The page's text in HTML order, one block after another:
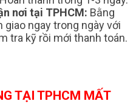
nơi tại TPHCM: Bằng
giao ngay trong ngày với
tra kỹ rồi mới thanh toán.
TẠI TPHCM MẤT